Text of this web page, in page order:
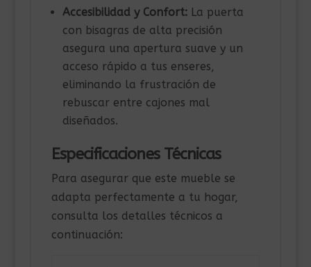
Accesibilidad y Confort:La puerta
con bisagras de alta precisión
asegura una apertura suave y un
acceso rápido a tus enseres,
eliminando la frustración de
rebuscar entre cajones mal
diseñados.
Especificaciones Técnicas
Para asegurar que este mueble se
adapta perfectamente a tu hogar,
consulta los detalles técnicos a
continuación: